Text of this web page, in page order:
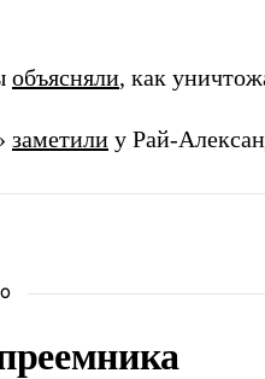
объясняли, как
заметили у Рай-